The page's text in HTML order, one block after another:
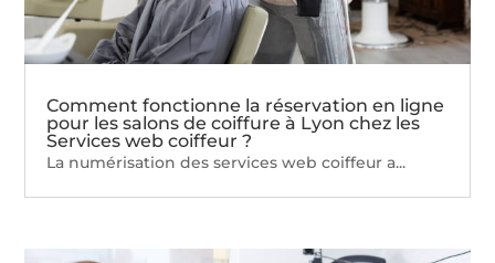
Comment fonctionne la réservation en ligne
pour les salons de coiffure à Lyon chez les
Services web coiffeur ?
La numérisation des services web coiffeur a...